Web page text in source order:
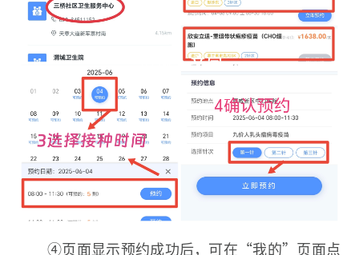
④页面显示预约成功后，可在“我的”页面点